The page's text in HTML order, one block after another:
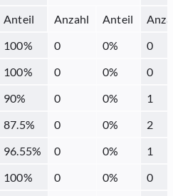
Anteil Anzahl Anteil
100% 0 0%
0
100% 0 0%
0
90% 0 0%
1
87.5% 0 0%
2
96.55% 0 0%
1
100% 0 0%
0